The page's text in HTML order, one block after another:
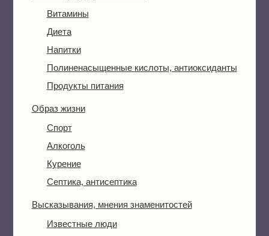
Витамины
Диета
Напитки
Полиненасыщенные кислоты, антиоксиданты
Продукты питания
Образ жизни
Спорт
Алкоголь
Курение
Септика, антисептика
Высказывания, мнения знаменитостей
Известные люди